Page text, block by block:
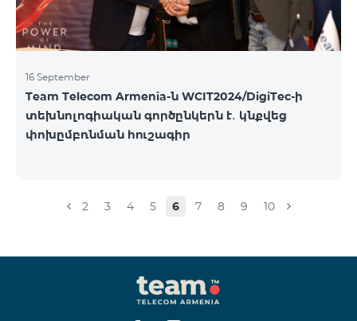
16 September
Team Telecom Armenia-ն WCIT2024/DigiTec-ի
տեխնոլոգիական գործընկերն է․ կնքվեց
փոխըմբռնման հուշագիր
2 3 4 5 6 7 8 9 10